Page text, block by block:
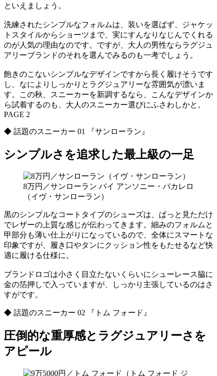
といえましょう。
洗練されたシンプルなフォルムは、装いを選ばず、ジャケッ
トスタイルからショーツまで、実にすんなりなじんでくれる
のが人気の理由なのです。ですが、大人の男性ならラグジュ
アリーブランドのそれを選んでみるのも一考でしょう。
飽きのこないシンプルなデザインですから長く履けそうです
し、なによりしっかりとラグジュアリーな雰囲気が漂いま
す。この秋、スニーカーを新調するなら、こんなデザインか
ら試着するのも、大人のスニーカー選びにふさわしかと。
PAGE 2
◆ 話題のスニーカー 01 『サンローラン』
シンプルさを追求した最上級の一足
8万円／サンローラン バイ アンソニー・バカレロ
（イヴ・サンローラン）
黒のシンプルなコートタイプのシューズは、ぱっと見ただけ
でレザーの上質な感じが伝わってきます。細みのフォルムと
甲部分も薄い仕上がりになっているので、全体にスマートな
印象ですが、履き口やタンにクッション性をもたせるなど快
適に履ける仕様に。
ブランドロゴは小さく目立たないくらいにシューレース脇に
金の箔押しで入っていますが、しっかり主張しているのはさ
すがです。
◆ 話題のスニーカー 02 『トム フォード』
圧倒的な重厚感とラグジュアリーさを
アピール